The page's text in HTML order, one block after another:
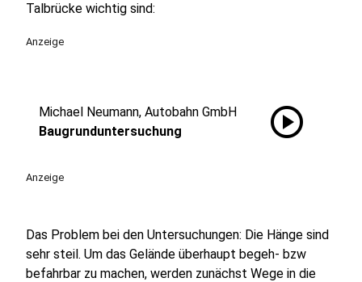
Talbrücke wichtig sind:
Anzeige
Michael Neumann, Autobahn GmbH
Baugrunduntersuchung
play_circle
Anzeige
Das Problem bei den Untersuchungen: Die Hänge sind
sehr steil. Um das Gelände überhaupt begeh- bzw
befahrbar zu machen, werden zunächst Wege in die